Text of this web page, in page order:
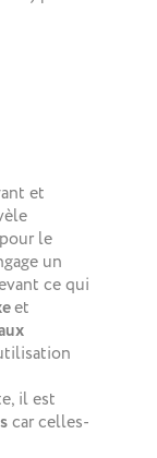
et
le
un
ce qui
et
il est
car celles-